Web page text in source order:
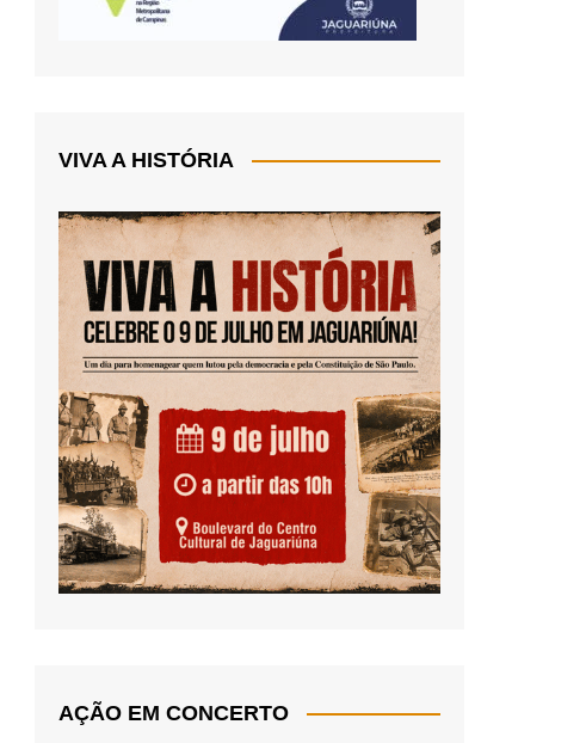
VIVA A HISTÓRIA
AÇÃO EM CONCERTO